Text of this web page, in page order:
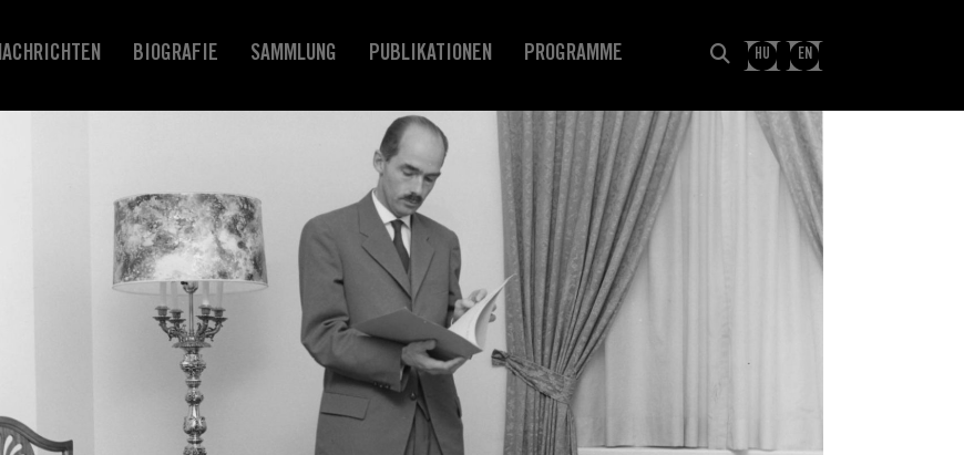
BIOGRAFIE SAMMLUNG PUBLIKATIONEN PROGRAMME HU EN